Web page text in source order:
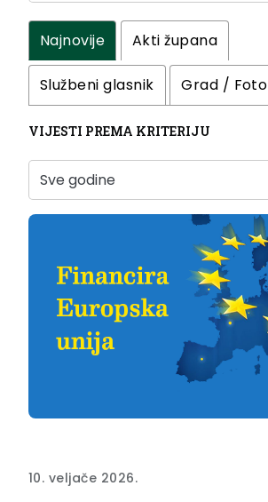
Najnovije Akti župana
Službeni glasnik Grad / Foto
VIJESTI PREMA KRITERIJU
10. veljače 2026.